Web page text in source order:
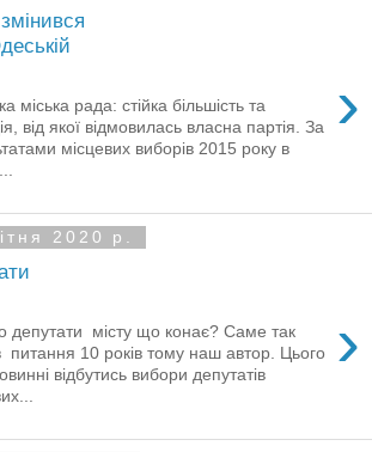
›
міська рада: стійка більшість та
від якої відмовилась власна партія. За
місцевих виборів 2015 року в
2020 р.
›
депутати місту що конає? Саме так
питання 10 років тому наш автор. Цього
відбутись вибори депутатів